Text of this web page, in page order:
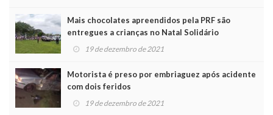
Mais chocolates apreendidos pela PRF são
entregues a crianças no Natal Solidário
19 de dezembro de 2021
Motorista é preso por embriaguez após acidente
com dois feridos
19 de dezembro de 2021